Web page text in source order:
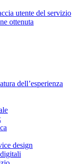
utente del servizio
ottenuta
dell’esperienza
design